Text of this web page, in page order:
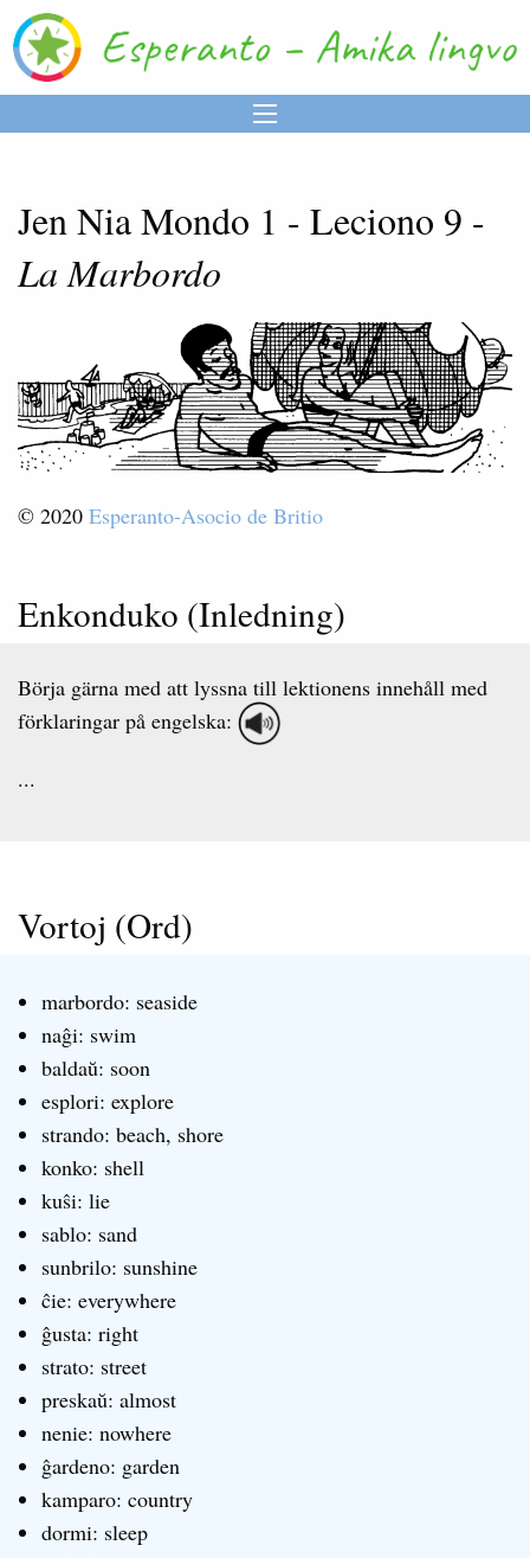
Jen Nia Mondo 1 - Leciono 9 -
La Marbordo
© 2020 Esperanto-Asocio de Britio
Enkonduko (Inledning)
Börja gärna med att lyssna till lektionens innehåll med
förklaringar på engelska:
...
Vortoj (Ord)
marbordo: seaside
naĝi: swim
baldaŭ: soon
esplori: explore
strando: beach, shore
konko: shell
kuŝi: lie
sablo: sand
sunbrilo: sunshine
ĉie: everywhere
ĝusta: right
strato: street
preskaŭ: almost
nenie: nowhere
ĝardeno: garden
kamparo: country
dormi: sleep